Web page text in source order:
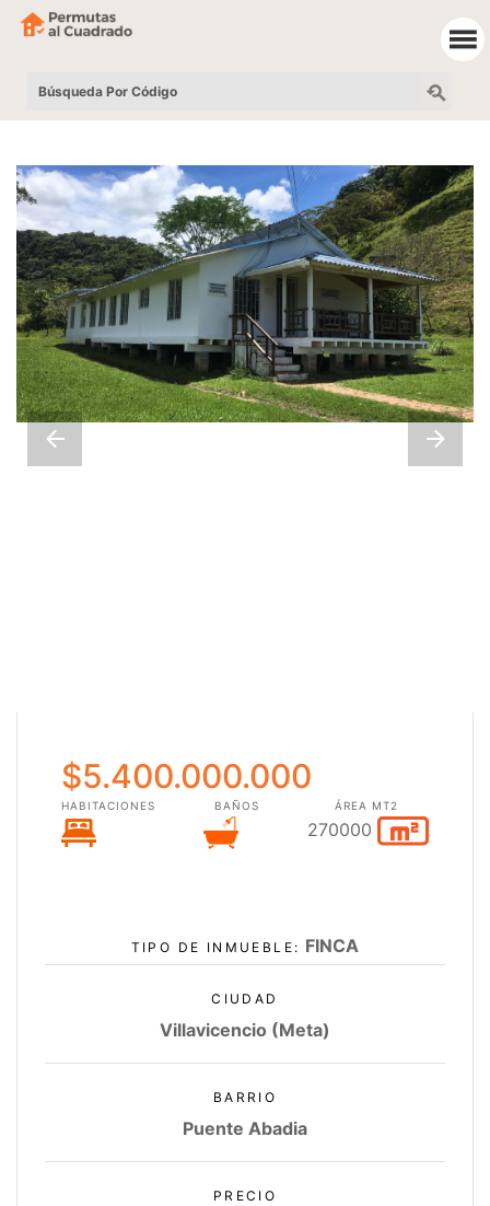
$5.400.000.000
HABITACIONES BAÑOS ÁREA MT2
270000
TIPO DE INMUEBLE: FINCA
CIUDAD
Villavicencio (Meta)
BARRIO
Puente Abadia
PRECIO